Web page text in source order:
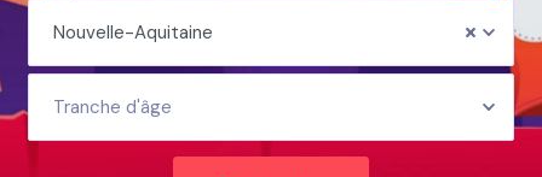
Nouvelle-Aquitaine
Tranche d'âge